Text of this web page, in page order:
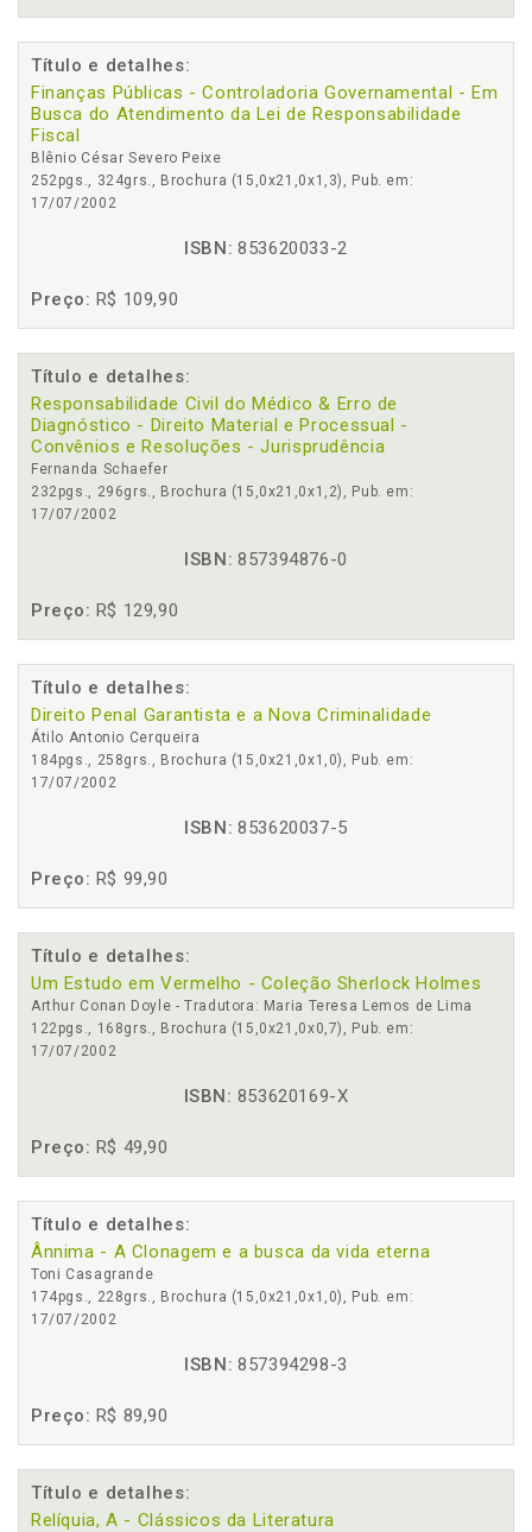
Título e detalhes:
Finanças Públicas - Controladoria Governamental - Em
Busca do Atendimento da Lei de Responsabilidade
Fiscal
Blênio César Severo Peixe
252pgs., 324grs., Brochura (15,0x21,0x1,3), Pub. em:
17/07/2002
ISBN: 853620033-2
Preço: R$ 109,90
Título e detalhes:
Responsabilidade Civil do Médico & Erro de
Diagnóstico - Direito Material e Processual -
Convênios e Resoluções - Jurisprudência
Fernanda Schaefer
232pgs., 296grs., Brochura (15,0x21,0x1,2), Pub. em:
17/07/2002
ISBN: 857394876-0
Preço: R$ 129,90
Título e detalhes:
Direito Penal Garantista e a Nova Criminalidade
Átilo Antonio Cerqueira
184pgs., 258grs., Brochura (15,0x21,0x1,0), Pub. em:
17/07/2002
ISBN: 853620037-5
Preço: R$ 99,90
Título e detalhes:
Um Estudo em Vermelho - Coleção Sherlock Holmes
Arthur Conan Doyle - Tradutora: Maria Teresa Lemos de Lima
122pgs., 168grs., Brochura (15,0x21,0x0,7), Pub. em:
17/07/2002
ISBN: 853620169-X
Preço: R$ 49,90
Título e detalhes:
Ânnima - A Clonagem e a busca da vida eterna
Toni Casagrande
174pgs., 228grs., Brochura (15,0x21,0x1,0), Pub. em:
17/07/2002
ISBN: 857394298-3
Preço: R$ 89,90
Título e detalhes:
Relíquia, A - Clássicos da Literatura